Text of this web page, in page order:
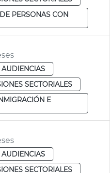
PERSONAS CON
SECTORIALES
E
SECTORIALES